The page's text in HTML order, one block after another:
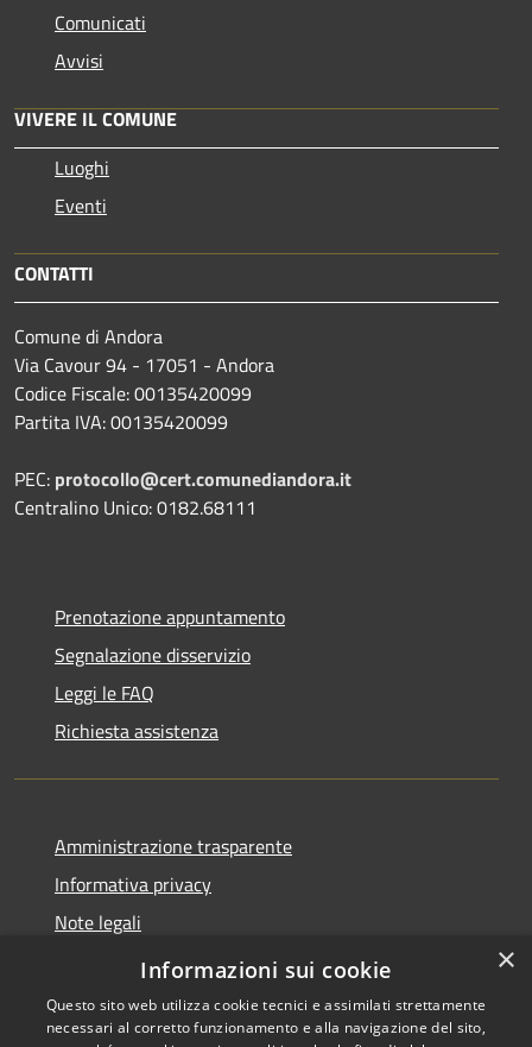
Comunicati
Avvisi
VIVERE IL COMUNE
Luoghi
Eventi
CONTATTI
Comune di Andora
Via Cavour 94 - 17051 - Andora
Codice Fiscale: 00135420099
Partita IVA: 00135420099
PEC: protocollo@cert.comunediandora.it
Centralino Unico: 0182.68111
Prenotazione appuntamento
Segnalazione disservizio
Leggi le FAQ
Richiesta assistenza
Amministrazione trasparente
Informativa privacy
Note legali
Dichiarazione di accessibilità
×
Informazioni sui cookie
Questo sito web utilizza cookie tecnici e assimilati strettamente
necessari al corretto funzionamento e alla navigazione del sito,